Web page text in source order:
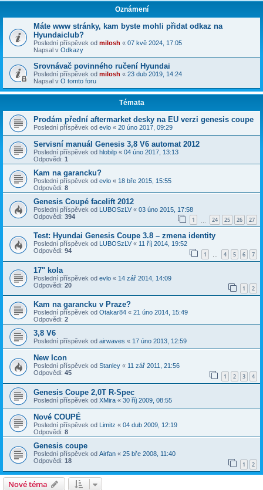
Oznámení
Máte www stránky, kam byste mohli přidat odkaz na
Hyundaiclub?
Poslední příspěvek od milosh « 07 kvě 2024, 17:05
Napsal v Odkazy
Srovnávač povinného ručení Hyundai
Poslední příspěvek od milosh « 23 dub 2019, 14:24
Napsal v O tomto foru
Témata
Prodám přední aftermarket desky na EU verzi genesis coupe
Poslední příspěvek od evlo « 20 úno 2017, 09:29
Servisní manuál Genesis 3,8 V6 automat 2012
Poslední příspěvek od hlobilp « 04 úno 2017, 13:13
Odpovědi: 1
Kam na garancku?
Poslední příspěvek od evlo « 18 bře 2015, 15:55
Odpovědi: 8
Genesis Coupé facelift 2012
Poslední příspěvek od LUBOSzLV « 03 úno 2015, 17:58
Odpovědi: 394 1 24 25 26 27
Test: Hyundai Genesis Coupe 3.8 – zmena identity
Poslední příspěvek od LUBOSzLV « 11 říj 2014, 19:52
Odpovědi: 94 1 … 4 5 6 7
17" kola
Poslední příspěvek od evlo « 14 zář 2014, 14:09
Odpovědi: 20 1 2
Kam na garancku v Praze?
Poslední příspěvek od Otakar84 « 21 úno 2014, 15:49
Odpovědi: 2
3,8 V6
Poslední příspěvek od airwaves « 17 úno 2013, 12:59
New Icon
Poslední příspěvek od Stanley « 11 zář 2011, 21:56
Odpovědi: 45 1 2 3 4
Genesis Coupe 2,0T R-Spec
Poslední příspěvek od XMira « 30 říj 2009, 08:55
Nové COUPÉ
Poslední příspěvek od Limitz « 04 dub 2009, 12:19
Odpovědi: 8
Genesis coupe
Poslední příspěvek od Airfan « 25 bře 2008, 11:40
Odpovědi: 18 1 2
Nové téma